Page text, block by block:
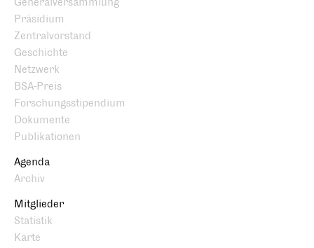
Generalversammlung
Präsidium
Zentralvorstand
Geschichte
Netzwerk
BSA-Preis
Forschungsstipendium
Dokumente
Publikationen
Agenda
Archiv
Mitglieder
Statistik
Karte